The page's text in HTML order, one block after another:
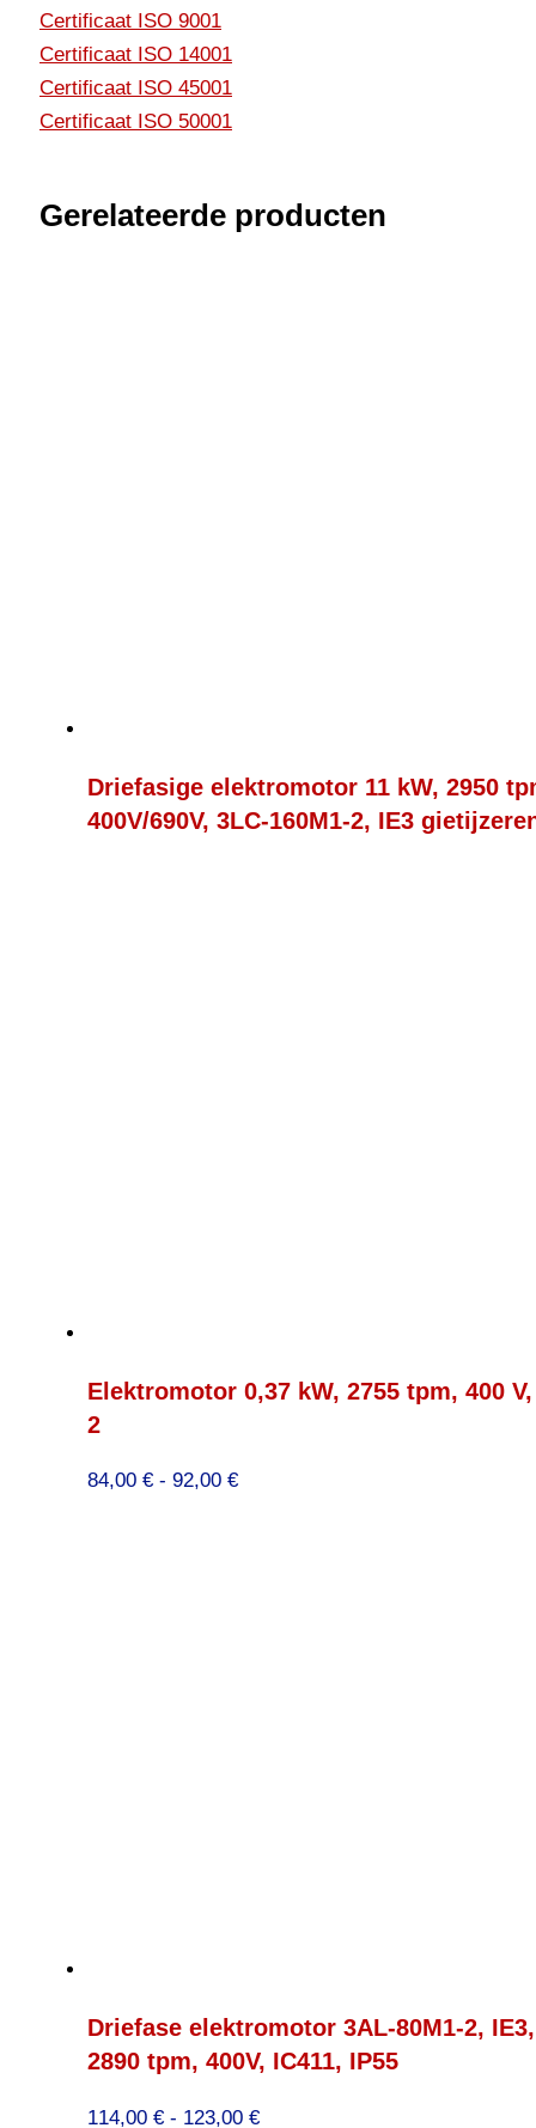
Certificaat ISO 9001
Certificaat ISO 14001
Certificaat ISO 45001
Certificaat ISO 50001
Gerelateerde producten
Driefasige elektromotor 11 kW, 2950
400V/690V, 3LC-160M1-2, IE3
Elektromotor 0,37 kW, 2755 tpm, 400
2
84,00 € - 92,00 €Prijsklasse:
Driefase elektromotor 3AL-80M1-2,
2890 tpm, 400V, IC411, IP55
114,00 € - 123,00 €Prijsklasse: